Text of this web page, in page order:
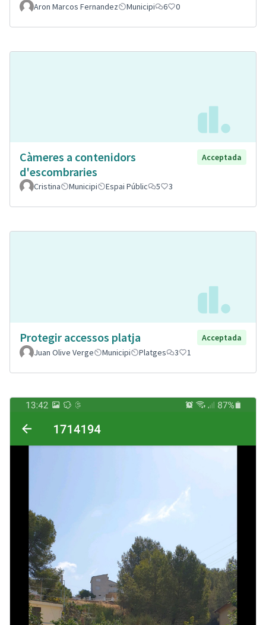
Aron Marcos Fernandez Municipi 6 0
Càmeres a contenidors
d'escombraries
Acceptada
Cristina Municipi Espai Públic 5 3
Protegir accessos platja
Acceptada
Juan Olive Verge
Municipi Platges 3 1